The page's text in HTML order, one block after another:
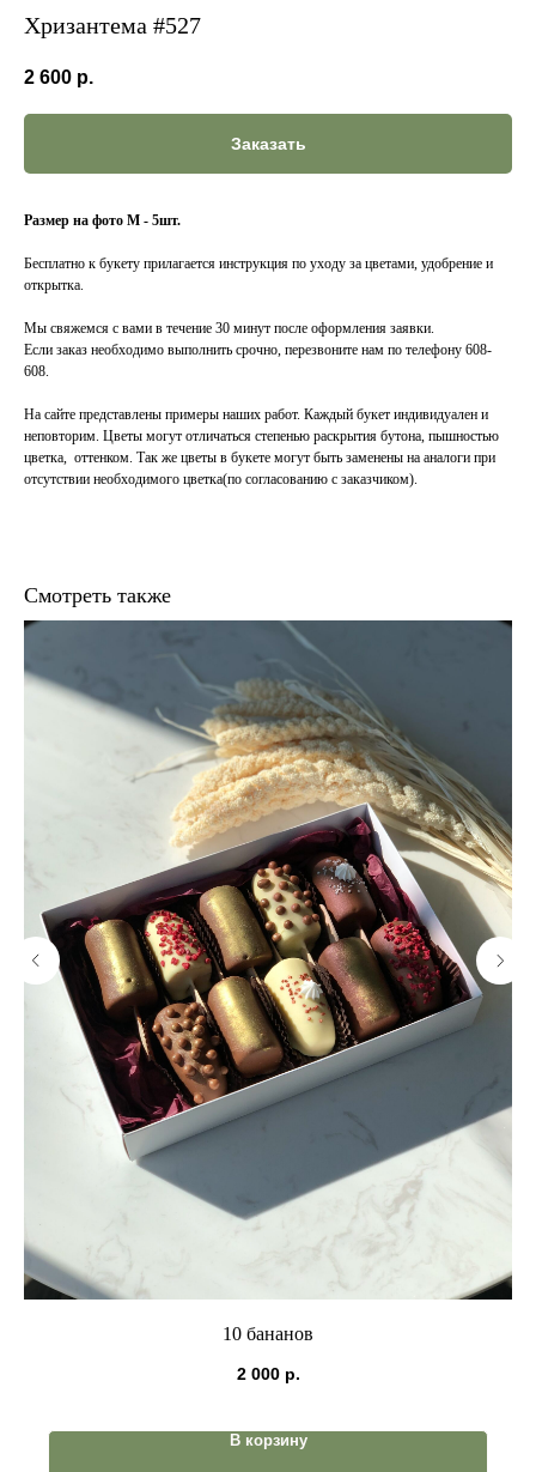
Хризантема #527
2 600 р.
Заказать
Размер на фото M - 5шт.
Бесплатно к букету прилагается инструкция по уходу за цветами, удобрение и
открытка.
Мы свяжемся с вами в течение 30 минут после оформления заявки.
Если заказ необходимо выполнить срочно, перезвоните нам по телефону 608-
608.
На сайте представлены примеры наших работ. Каждый букет индивидуален и
неповторим. Цветы могут отличаться степенью раскрытия бутона, пышностью
цветка, оттенком. Так же цветы в букете могут быть заменены на аналоги при
отсутствии необходимого цветка(по согласованию с заказчиком).
Смотреть также
10 бананов
2 000 р.
В корзину